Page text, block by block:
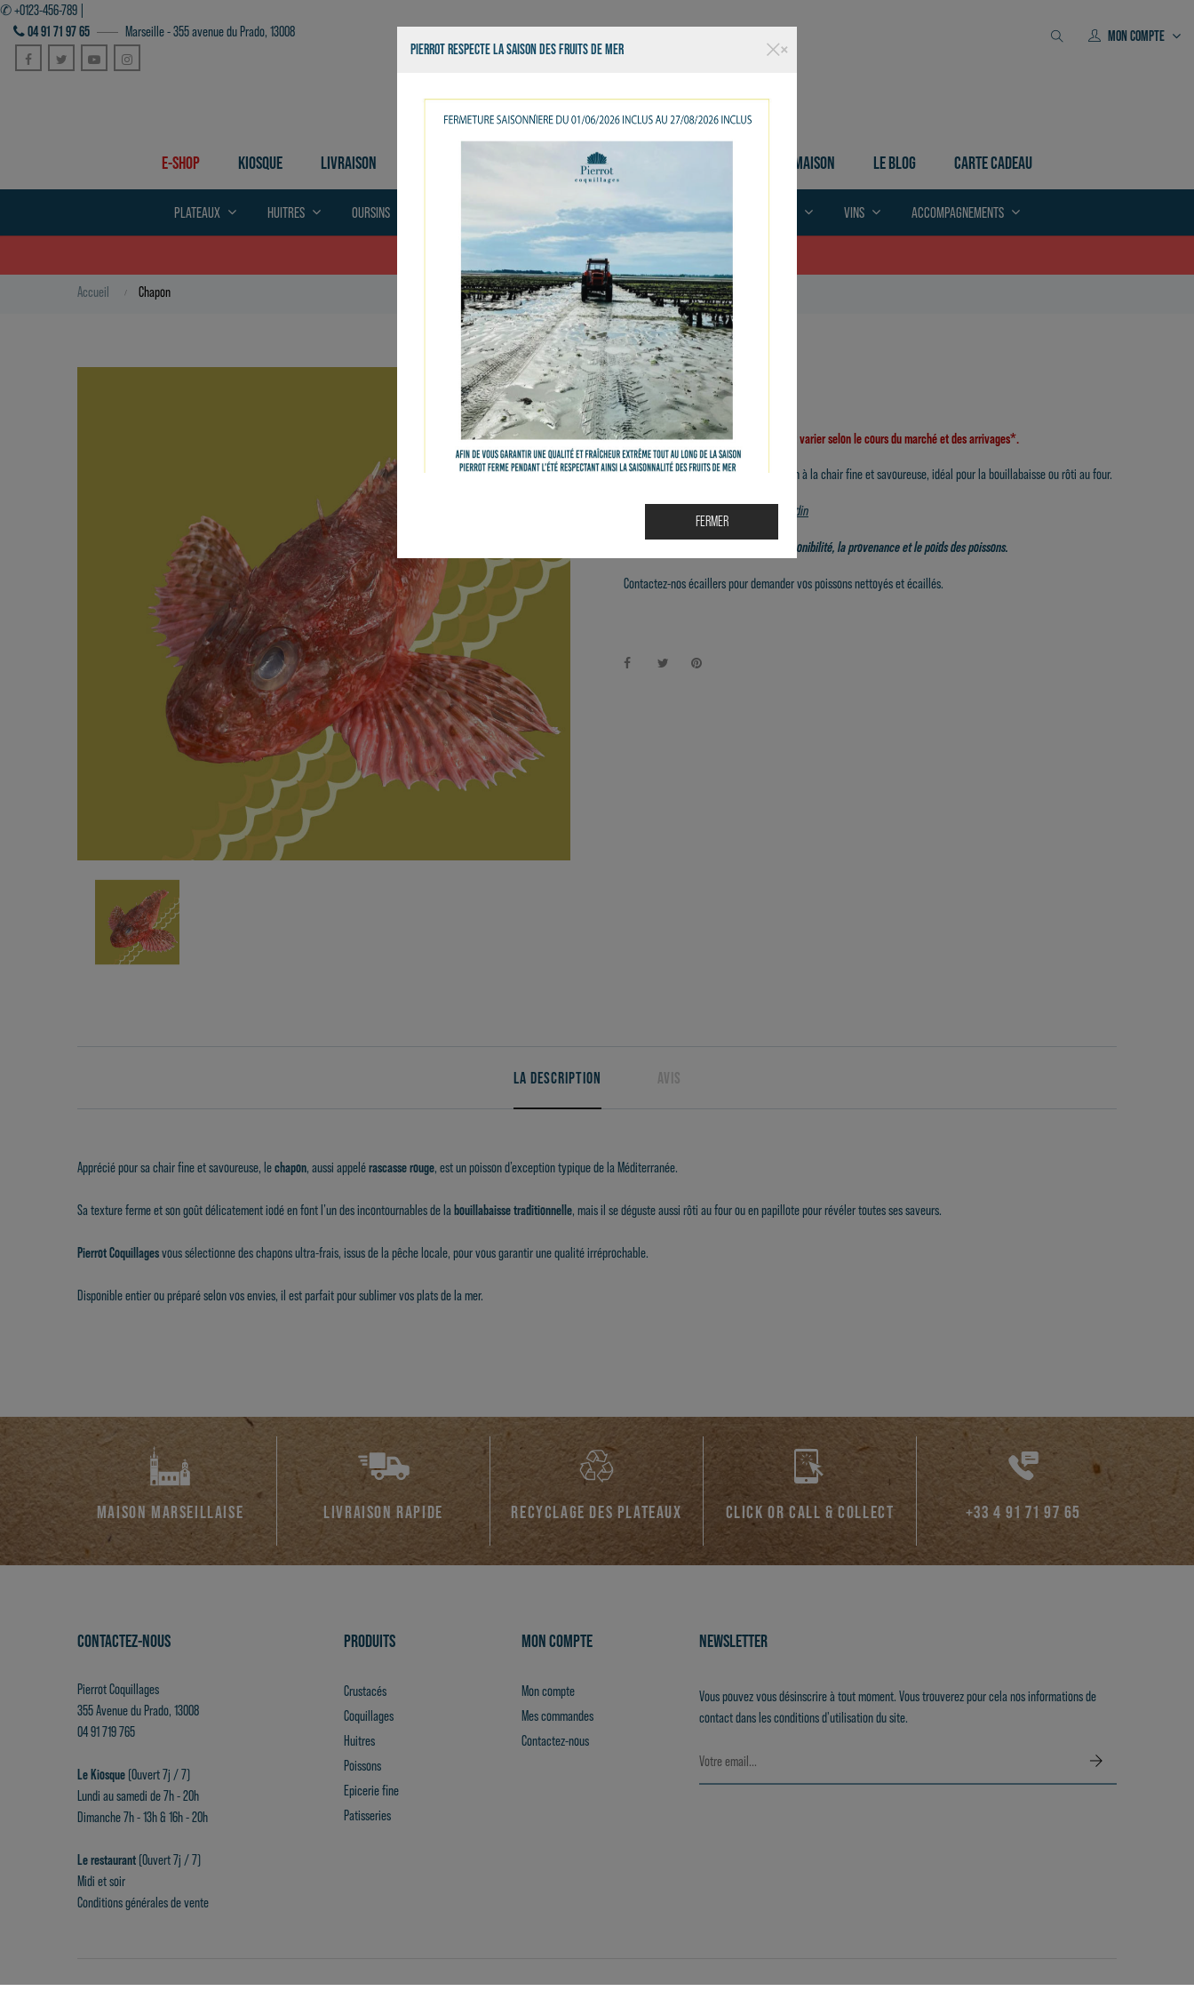
✆ +0123-456-789 |
04 91 71 97 65
Marseille - 355 avenue du Prado, 13008
Facebook Twitter YouTube
MON COMPTE
E-SHOP KIOSQUE LIVRAISON LA MAISON LE BLOG CARTE CADEAU
PLATEAUX HUITRES OURSINS CRUSTACÉS POISSONS VINS ACCOMPAGNEMENTS
OUVERT 7J7 - LIVRAISON - KIOSQUE - RESTAURANT
Accueil Chapon
Chapon
23.30€ le kilo- Le prix des produits peut varier selon le cours du marché et des arrivages*.
Le chapon est un poisson méditerranéen à la chair fine et savoureuse, idéal pour la bouillabaisse ou rôti au four.
Accord parfait Terre et mer : Cassis Bodin
Voir auprès de nos écaillers pour la disponibilité, la provenance et le poids des poissons.
Contactez-nos écaillers pour demander vos poissons nettoyés et écaillés.
LA DESCRIPTION AVIS
Apprécié pour sa chair fine et savoureuse, lechapon, aussi appelérascasse rouge, est un poisson d’exception typique de la Méditerranée.
Sa texture ferme et son goût délicatement iodé en font l’un des incontournables de la bouillabaisse traditionnelle, mais il se déguste aussi rôti au four ou en papillote pour révéler toutes ses saveurs.
Pierrot Coquillagesvous sélectionne des chapons ultra-frais, issus de la pêche locale, pour vous garantir une qualité irréprochable.
Disponible entier ou préparé selon vos envies, il est parfait pour sublimer vos plats de la mer.
MAISON MARSEILLAISE LIVRAISON RAPIDE RECYCLAGE DES PLATEAUX CLICK OR CALL & COLLECT +33 4 91 71 97 65
CONTACTEZ-NOUS
Pierrot Coquillages
355 Avenue du Prado, 13008
04 91 719 765
Le Kiosque (Ouvert 7j / 7)
Lundi au samedi de 7h - 20h
Dimanche 7h - 13h & 16h - 20h
Le restaurant (Ouvert 7j / 7)
Midi et soir
Conditions générales de vente
PRODUITS
Crustacés
Coquillages
Huitres
Poissons
Epicerie fine
Patisseries
MON COMPTE
Mon compte
Mes commandes
Contactez-nous
NEWSLETTER
Vous pouvez vous désinscrire à tout moment. Vous trouverez pour cela nos informations de
contact dans les conditions d'utilisation du site.
×
PIERROT RESPECTE LA SAISON DES FRUITS DE MER
FERMER